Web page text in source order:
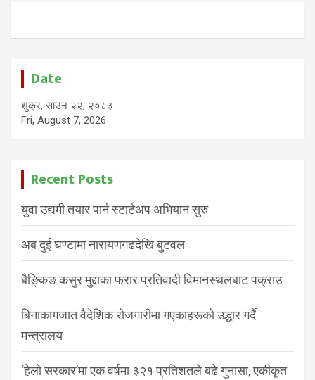
Date
शुक्र, साउन २२, २०८३
Fri, August 7, 2026
Recent Posts
युवा उद्यमी तयार पार्न स्टार्टअप अभियान सुरु
अब दुई घण्टामा नारायणगढदेखि बुटवल
बैङ्किङ कसुर मुद्दाका फरार प्रतिवादी विमानस्थलबाट पक्राउ
बिनाकागजात वैदेशिक रोजगारीमा गएकाहरूको उद्धार गर्दै
मन्त्रालय
‘हेलो सरकार’मा एक वर्षमा ३२१ प्रतिशतले बढे गुनासा, एकीकृत